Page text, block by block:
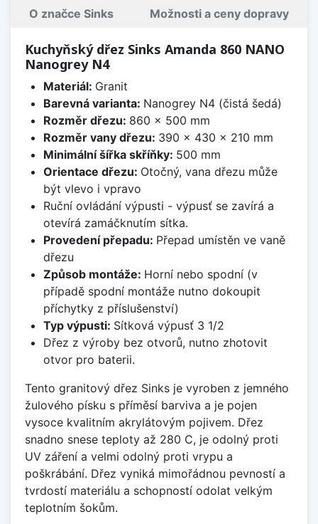
O značce Sinks Možnosti a ceny dopravy
Kuchyňský dřez Sinks Amanda 860 NANO
Nanogrey N4
Materiál: Granit
Barevná varianta: Nanogrey N4 (čistá šedá)
Rozměr dřezu: 860 x 500 mm
Rozměr vany dřezu: 390 x 430 x 210 mm
Minimální šířka skříňky: 500 mm
Orientace dřezu: Otočný, vana dřezu může
být vlevo i vpravo
Ruční ovládání výpusti - výpusť se zavírá a
otevírá zamáčknutím sítka.
Provedení přepadu: Přepad umístěn ve vaně
dřezu
Způsob montáže: Horní nebo spodní (v
případě spodní montáže nutno dokoupit
příchytky z příslušenství)
Typ výpusti: Sítková výpusť 3 1/2
Dřez z výroby bez otvorů, nutno zhotovit
otvor pro baterii.
Tento granitový dřez Sinks je vyroben z jemného
žulového písku s příměsí barviva a je pojen
vysoce kvalitním akrylátovým pojivem. Dřez
snadno snese teploty až 280 C, je odolný proti
UV záření a velmi odolný proti vrypu a
poškrábání. Dřez vyniká mimořádnou pevností a
tvrdostí materiálu a schopností odolat velkým
teplotním šokům.